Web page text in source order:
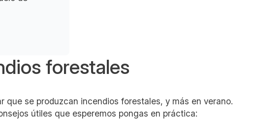
forestales
que se produzcan incendios forestales, y más en verano.
útiles que esperemos pongas en práctica: